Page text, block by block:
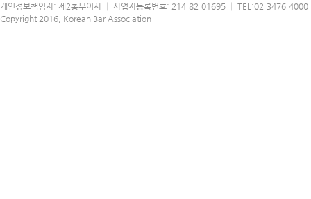
개인정보책임자: 제2총무이사 │ 사업자등록번호: 214-82-01695 │ TEL:02-3476-
Copyright 2016, Korean Bar Association